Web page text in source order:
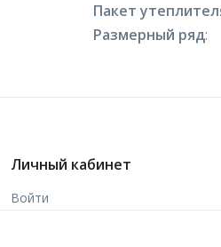
Пакет
Размерный ряд:
Личный кабинет
Войти